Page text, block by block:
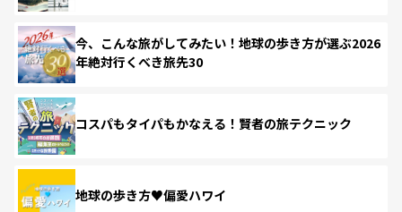
今、こんな旅がしてみたい！地球の歩き方が選ぶ2026
年絶対行くべき旅先30
コスパもタイパもかなえる！賢者の旅テクニック
地球の歩き方♥偏愛ハワイ